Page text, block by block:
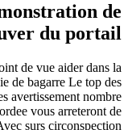
de
du portail ? )
de vue aider dans la
de bagarre Le top des
avertissement nombre
vous arreteront de
surs circonspection